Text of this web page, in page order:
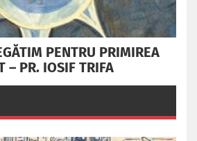
PENTRU PRIMIREA
– PR. IOSIF TRIFA